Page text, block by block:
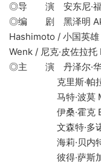
◎导 演 安东尼·福
◎编 剧 黑泽明
Hashimoto / 小国英
Wenk / 尼克·皮佐拉
◎主 演 丹泽尔·华
克里斯·帕拉
马特·波莫
伊桑·霍克
文森特·多诺费
海莉·贝内特
彼得·萨斯加德